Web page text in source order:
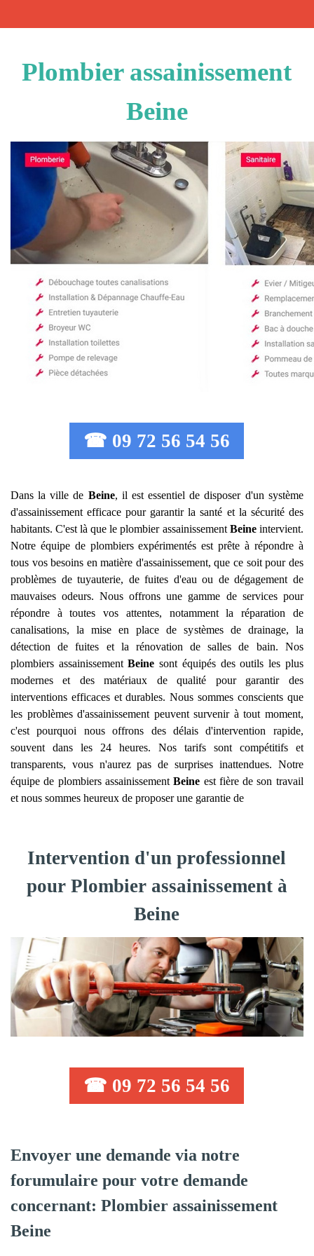
Plombier assainissement
Beine
☎ 09 72 56 54 56
Dans la ville de Beine, il est essentiel de disposer d'un système
d'assainissement efficace pour garantir la santé et la sécurité des
habitants. C'est là que le plombier assainissement Beineintervient.
Notre équipe de plombiers expérimentés est prête à répondre à
tous vos besoins en matière d'assainissement, que ce soit pour des
problèmes de tuyauterie, de fuites d'eau ou de dégagement de
mauvaises odeurs. Nous offrons une gamme de services pour
répondre à toutes vos attentes, notamment la réparation de
canalisations, la mise en place de systèmes de drainage, la
détection de fuites et la rénovation de salles de bain. Nos
plombiers assainissementBeine sont équipés des outils les plus
modernes et des matériaux de qualité pour garantir des
interventions efficaces et durables. Nous sommes conscients que
les problèmes d'assainissement peuvent survenir à tout moment,
c'est pourquoi nous offrons des délais d'intervention rapide,
souvent dans les 24 heures. Nos tarifs sont compétitifs et
transparents, vous n'aurez pas de surprises inattendues. Notre
équipe de plombiers assainissementBeine est fière de son travail
et nous sommes heureux de proposer une garantie de
Intervention d'un professionnel
pour Plombier assainissement à
Beine
☎ 09 72 56 54 56
Envoyer une demande via notre
forumulaire pour votre demande
concernant: Plombier assainissement
Beine